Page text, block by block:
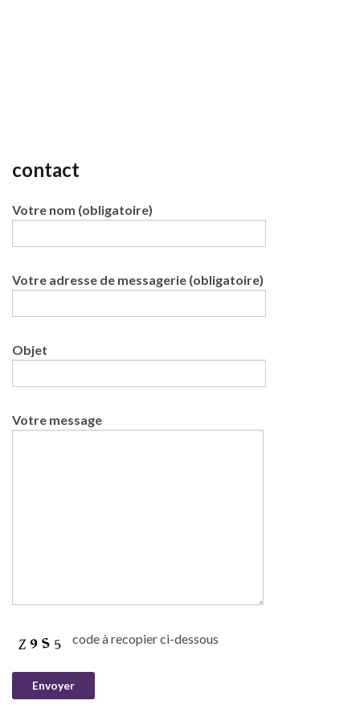
contact
Votre nom (obligatoire)
Votre adresse de messagerie (obligatoire)
Objet
Votre message
code à recopier ci-dessous